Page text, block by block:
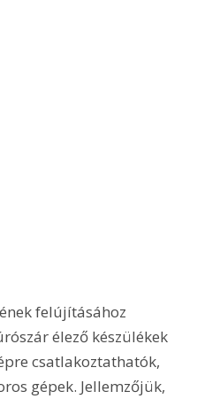
felújításához
élező készülékek
csatlakoztathatók,
gépek. Jellemzőjük,